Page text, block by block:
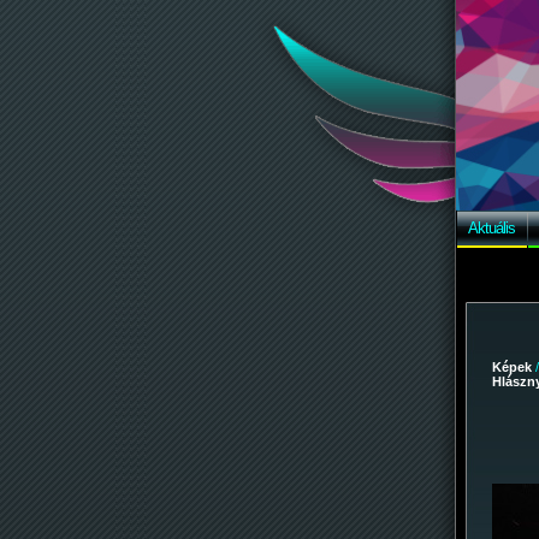
Aktuális
Képek